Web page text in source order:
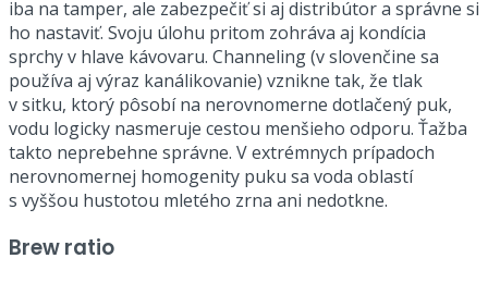
iba na tamper, ale zabezpečiť si aj distribútor a správne si
ho nastaviť. Svoju úlohu pritom zohráva aj kondícia
sprchy v hlave kávovaru. Channeling (v slovenčine sa
používa aj výraz kanálikovanie) vznikne tak, že tlak
v sitku, ktorý pôsobí na nerovnomerne dotlačený puk,
vodu logicky nasmeruje cestou menšieho odporu. Ťažba
takto neprebehne správne. V extrémnych prípadoch
nerovnomernej homogenity puku sa voda oblastí
s vyššou hustotou mletého zrna ani nedotkne.
Brew ratio